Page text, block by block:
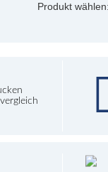
Produkt wählen: